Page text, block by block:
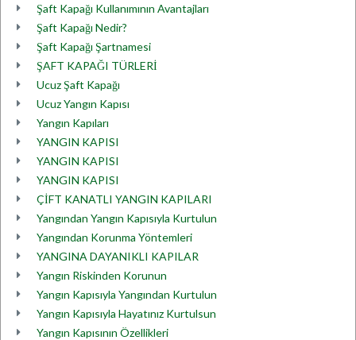
Şaft Kapağı Kullanımının Avantajları
Şaft Kapağı Nedir?
Şaft Kapağı Şartnamesi
ŞAFT KAPAĞI TÜRLERİ
Ucuz Şaft Kapağı
Ucuz Yangın Kapısı
Yangın Kapıları
YANGIN KAPISI
YANGIN KAPISI
YANGIN KAPISI
ÇİFT KANATLI YANGIN KAPILARI
Yangından Yangın Kapısıyla Kurtulun
Yangından Korunma Yöntemleri
YANGINA DAYANIKLI KAPILAR
Yangın Riskinden Korunun
Yangın Kapısıyla Yangından Kurtulun
Yangın Kapısıyla Hayatınız Kurtulsun
Yangın Kapısının Özellikleri